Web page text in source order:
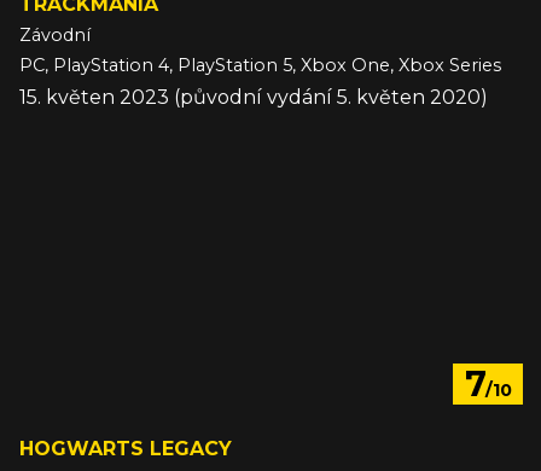
Závodní
PC, PlayStation 4, PlayStation 5, Xbox One, Xbox Series
15. květen 2023 (původní vydání 5. květen 2020)
7/10
HOGWARTS LEGACY